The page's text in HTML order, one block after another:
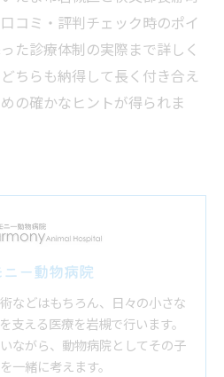
コミ・評判チェック時のポイ
た診療体制の実際まで詳しく
ちらも納得して長く付き合え
の確かなヒントが得られま
ー動物病院
などはもちろん、日々の小さな
支える医療を岩槻で行います。
ながら、動物病院としてその子
一緒に考えます。